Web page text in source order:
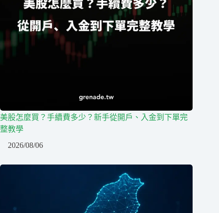
美股怎麼買？手續費多少？新手從開戶、入金到下單完
整教學
2026/08/06